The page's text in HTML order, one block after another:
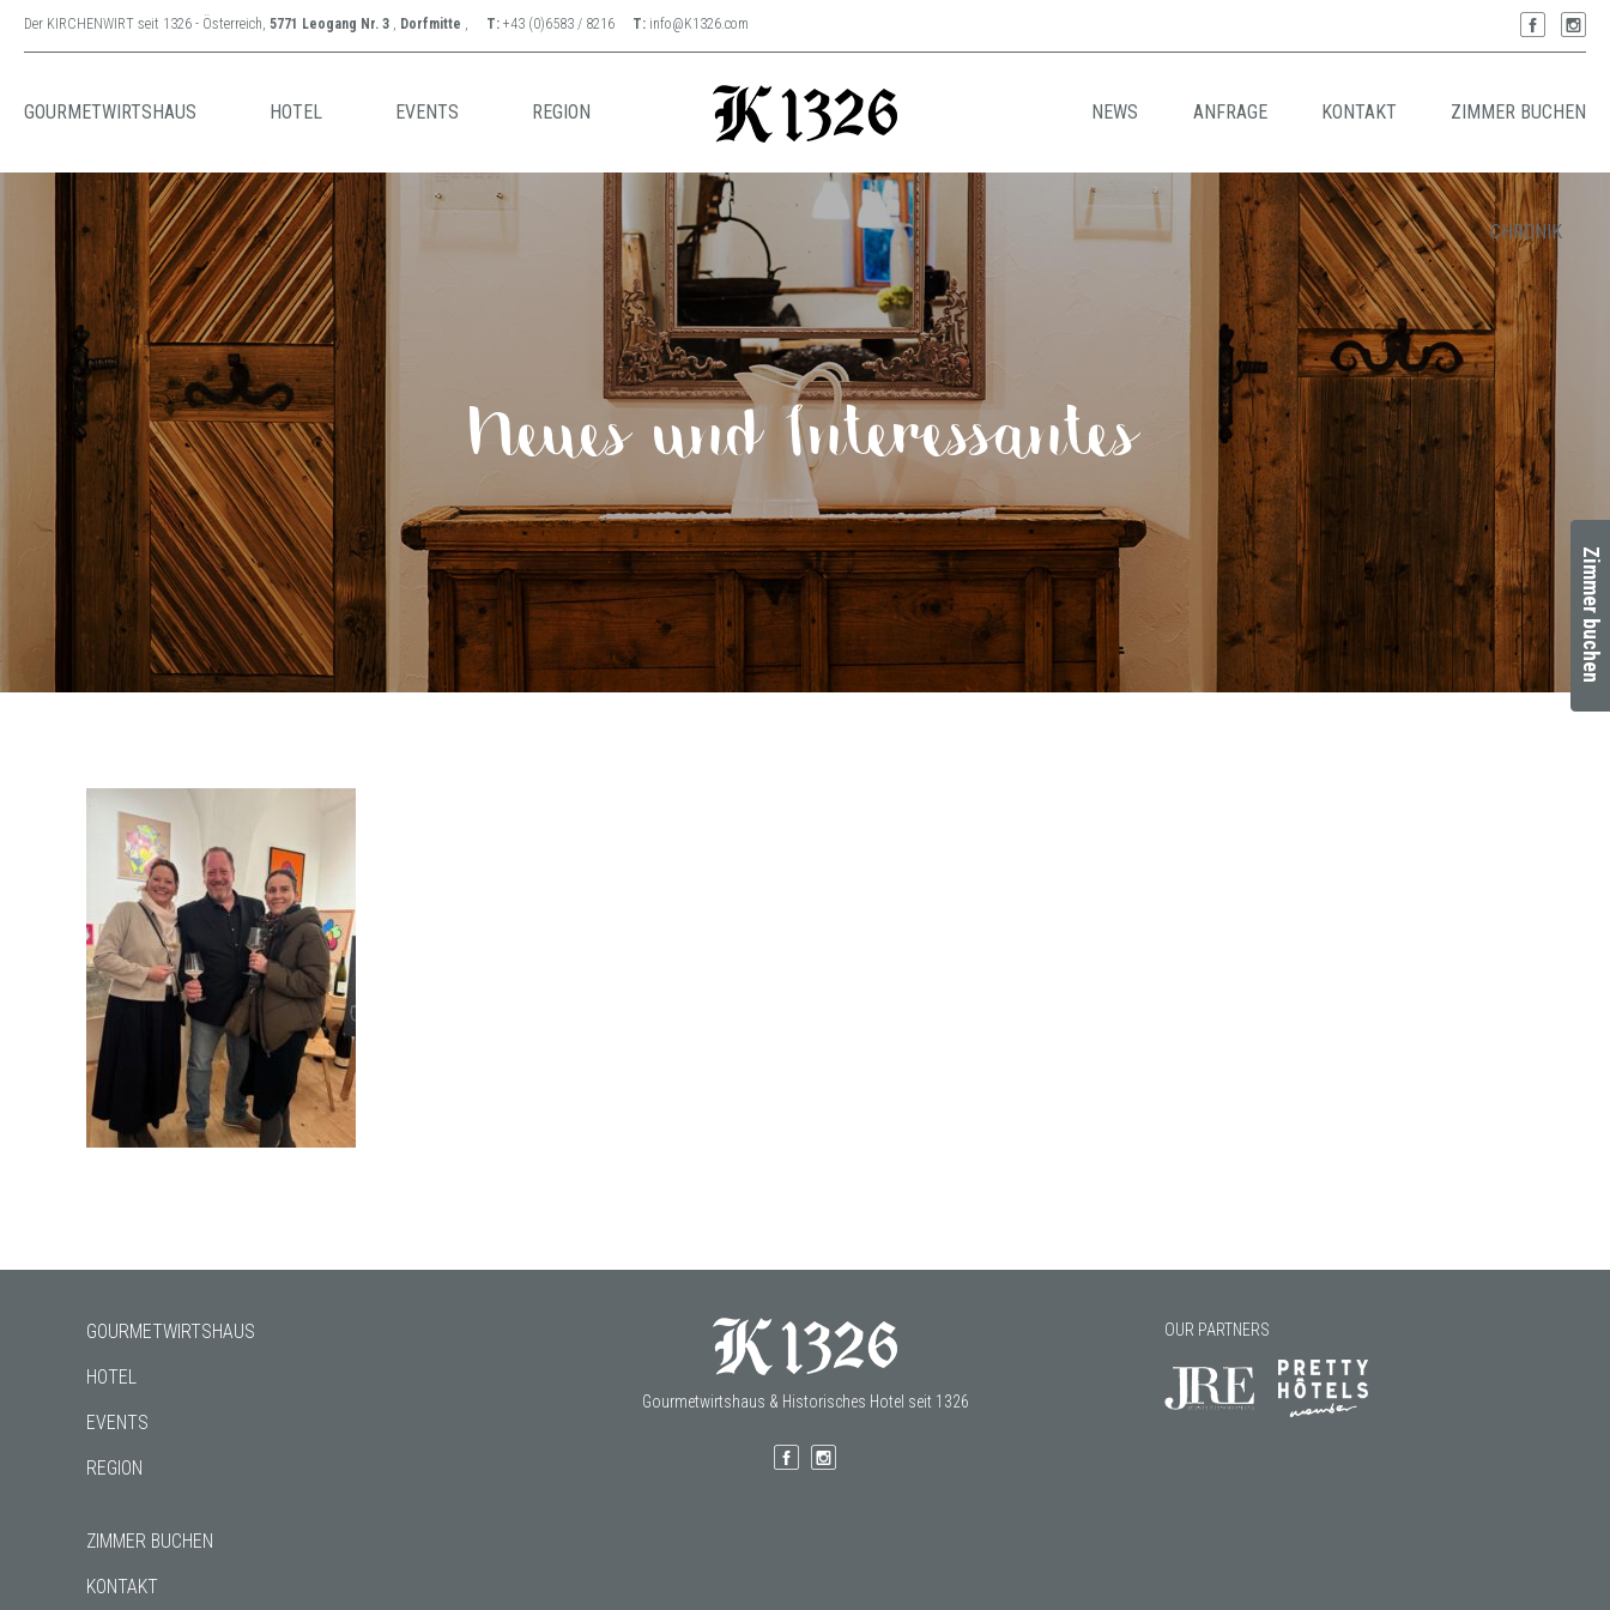
Der KIRCHENWIRT seit 1326 - Österreich, 5771 Leogang Nr. 3 , Dorfmitte , T: +43 (0)6583 / 8216 T: info@K1326.com
GOURMETWIRTSHAUS HOTEL EVENTS REGION ZIMMER BUCHEN
KONTAKT
ANFRAGE
NEWS
CHRONIK
Neues und Interessantes
GOURMETWIRTSHAUS
HOTEL
EVENTS
REGION
ZIMMER BUCHEN
KONTAKT
Gourmetwirtshaus & Historisches Hotel seit 1326
OUR PARTNERS
Zimmer buchen